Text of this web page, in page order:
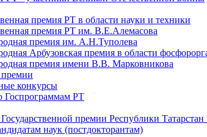
премия РТ в области науки и техники
премия РТ им. В.Е.Алемасова
премия им. А.Н.Туполева
Арбузовская премия в области
премия имени В.В. Марковникова
конкурсы
Госпрограммам РТ
премии Республики
наук (постдокторантам)